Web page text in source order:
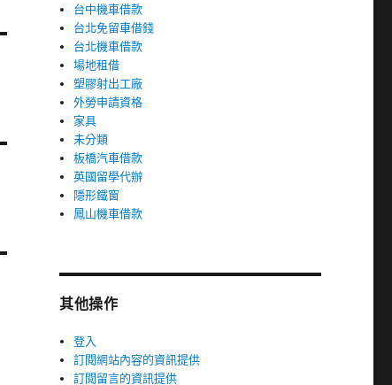
台中機車借款
台北免留車借錢
台北機車借款
場地租借
塑膠射出工廠
外勞申請資格
家具
未分類
板橋汽車借款
英國留學代辦
隱形鐵窗
鳳山機車借款
其他操作
登入
訂閱網站內容的資訊提供
訂閱留言的資訊提供